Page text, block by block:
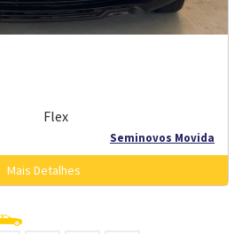
Flex
Seminovos Movida
Mais Detalhes